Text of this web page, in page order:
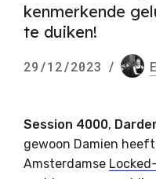
kenmerkende
te duiken!
29/12/2023 /
Session 4000,
gewoon Damien
Amsterdamse